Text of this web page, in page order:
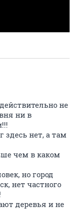
не
ни в
здесь нет, а там
чем в каком
но город
нет частного
деревья и не